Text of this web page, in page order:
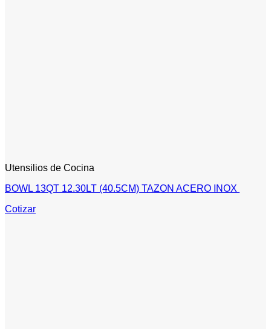
Utensilios de Cocina
BOWL 13QT 12.30LT (40.5CM) TAZON ACERO INOX
Cotizar